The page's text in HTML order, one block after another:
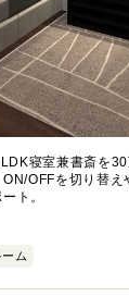
寝室兼書斎を
OFFを切り替え
ト。
ム